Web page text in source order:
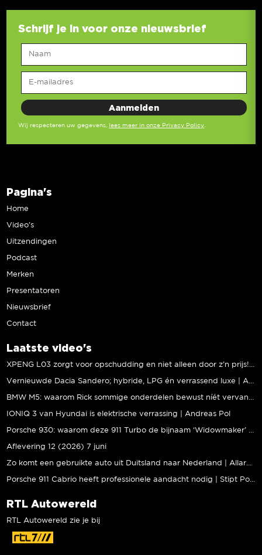
Schrijf je in voor onze nieuwsbrief
Wij respecteren uw gegevens, lees meer in onze Privacy Policy
Pagina's
Home
Video’s
Uitzendingen
Podcast
Merken
Presentatoren
Nieuwsbrief
Contact
Laatste video's
IONIQ 3 van Hyundai is elektrische verrassing | Andreas Pol
Aflevering 12 (2026) 7 juni
RTL Autowereld
RTL Autowereld zie je bij